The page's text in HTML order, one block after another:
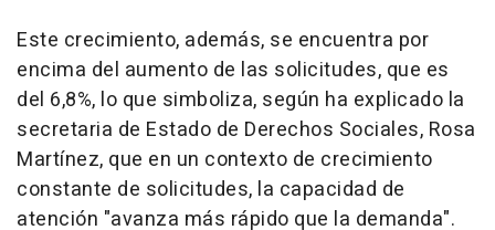
Este crecimiento, además, se encuentra por
encima del aumento de las solicitudes, que es
del 6,8%, lo que simboliza, según ha explicado la
secretaria de Estado de Derechos Sociales, Rosa
Martínez, que en un contexto de crecimiento
constante de solicitudes, la capacidad de
atención "avanza más rápido que la demanda".